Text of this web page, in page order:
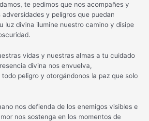
te pedimos que nos acompañes y
adversidades y peligros que puedan
luz divina ilumine nuestro camino y disipe
vidas y nuestras almas a tu cuidado
divina nos envuelva,
peligro y otorgándonos la paz que solo
nos defienda de los enemigos visibles e
nos sostenga en los momentos de